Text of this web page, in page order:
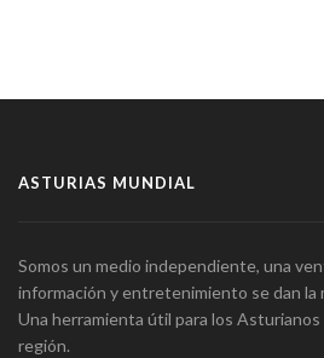
ASTURIAS MUNDIAL
Somos un medio independiente, una
información y entretenimiento se dan la
Una herramienta útil para los
región.